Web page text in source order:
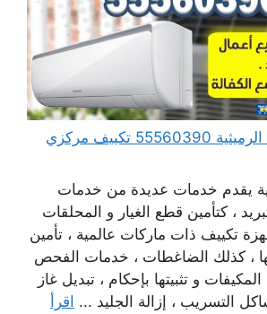
فني تكييف وتبريد الرميثية 55560390 تكييف مركزي
يقدم خدمات عديدة من خدمات
، كتأمين قطع الغيار و المحلقات
تكييف ذات ماركات عالمية ، تأمين
، كذلك الضاغطات ، خدمات الفحص
و تثبيتها بإحكام ، تبديل غاز
التسريب ، إزالة الجليد ... اقرأ